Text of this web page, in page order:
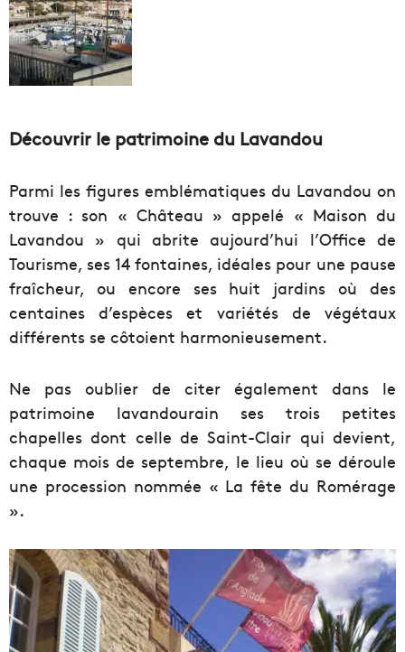
Découvrir le patrimoine du Lavandou
Parmi les figures emblématiques du Lavandou on
trouve : son « Château » appelé « Maison du
Lavandou » qui abrite aujourd’hui l’Office de
Tourisme, ses 14 fontaines, idéales pour une pause
fraîcheur, ou encore ses huit jardins où des
centaines d’espèces et variétés de végétaux
différents se côtoient harmonieusement.
Ne pas oublier de citer également dans le
patrimoine lavandourain ses trois petites
chapelles dont celle de Saint-Clair qui devient,
chaque mois de septembre, le lieu où se déroule
une procession nommée « La fête du Romérage
».